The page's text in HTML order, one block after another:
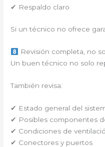
✔ Respaldo claro
Si un técnico no ofrece
Revisión completa, no
Un buen técnico no solo
También revisa:
✔ Estado general del
✔ Posibles componentes
✔ Condiciones de
✔ Conectores y puertos